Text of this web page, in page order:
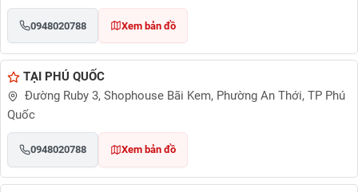
0948020788 Xem bản đồ
TẠI PHÚ QUỐC
Đường Ruby 3, Shophouse Bãi Kem, Phường An Thới, TP Phú
Quốc
0948020788 Xem bản đồ